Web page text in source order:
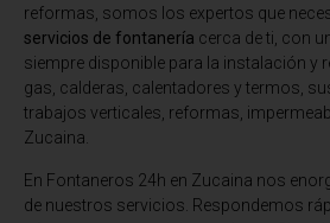
reformas, somos los expertos que
servicios de fontanería cerca de ti, con
siempre disponible para la instalación y
gas, calderas, calentadores y termos,
trabajos verticales, reformas,
Zucaina.
En Fontaneros 24h en Zucaina nos
de nuestros servicios. Respondemos